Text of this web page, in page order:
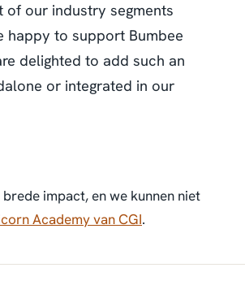
our industry segments
happy to support Bumbee
delighted to add such an
or integrated in our
impact, en we kunnen niet
Academy van CGI.